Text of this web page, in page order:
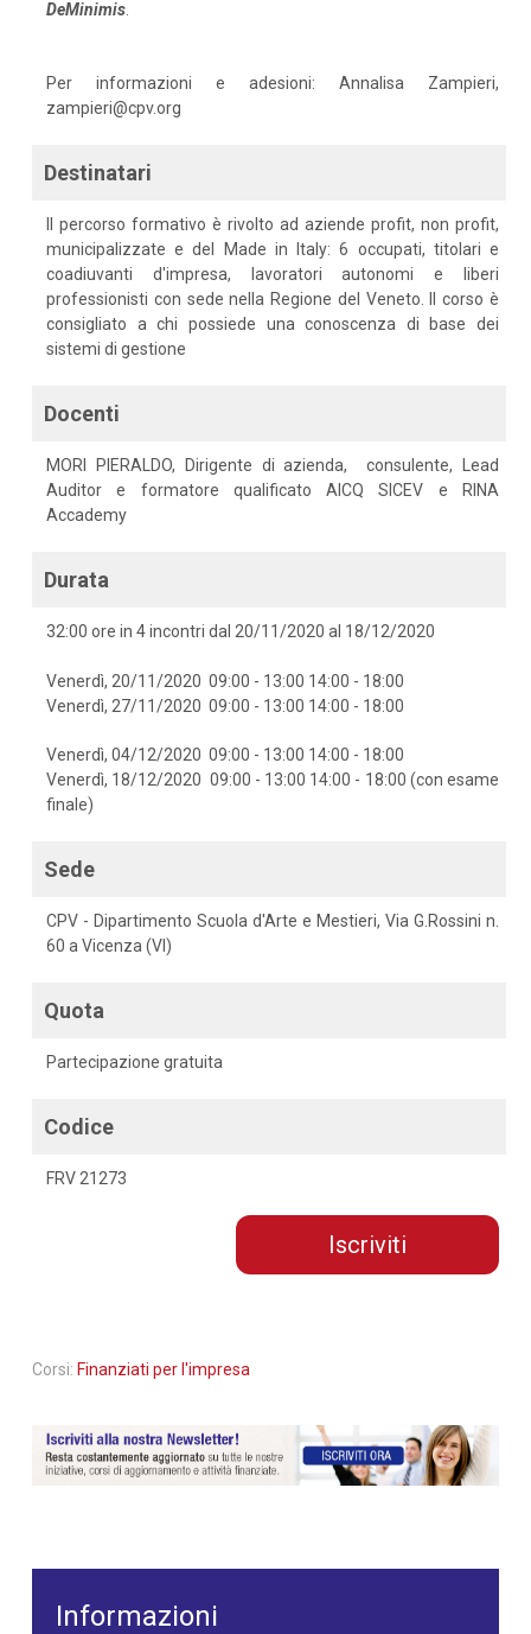
DeMinimis
Per informazioni e adesioni: Annalisa Zampieri,
zampieri@cpv.org
Destinatari
Il percorso formativo è rivolto ad aziende profit, non profit,
municipalizzate e del Made in Italy: 6 occupati, titolari e
coadiuvanti d'impresa, lavoratori autonomi e liberi
professionisti con sede nella Regione del Veneto. Il corso è
consigliato a chi possiede una conoscenza di base dei
sistemi di gestione
Docenti
MORI PIERALDO, Dirigente di azienda, consulente, Lead
Auditor e formatore qualificato AICQ SICEV e RINA
Accademy
Durata
32:00 ore in 4 incontri dal 20/11/2020 al 18/12/2020
Venerdì, 20/11/2020 09:00 - 13:00 14:00 - 18:00
Venerdì, 27/11/2020 09:00 - 13:00 14:00 - 18:00
Venerdì, 04/12/2020 09:00 - 13:00 14:00 - 18:00
Venerdì, 18/12/2020 09:00 - 13:00 14:00 - 18:00 (con esame
finale)
Sede
CPV - Dipartimento Scuola d'Arte e Mestieri, Via G.Rossini n.
60 a Vicenza (VI)
Quota
Partecipazione gratuita
Codice
FRV 21273
Iscriviti
Corsi: Finanziati per l'impresa
Informazioni